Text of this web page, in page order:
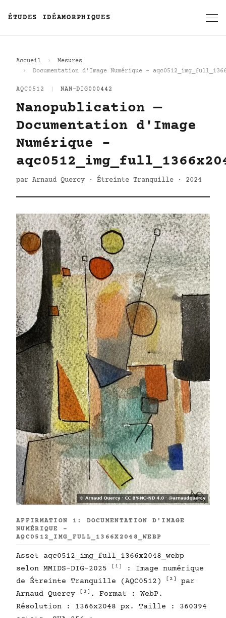
ÉTUDES IDÉAMORPHIQUES
Accueil
Mesures
Documentation d'Image Numérique -
AQC0512 NAN-DIG000442
Nanopublication —
Documentation d'Image
Numérique -
par Arnaud Quercy · Étreinte Tranquille · 2024
AFFIRMATION 1: DOCUMENTATION D'IMAGE
NUMÉRIQUE -
AQC0512_IMG_FULL_1366X2048_WEBP
Asset aqc0512_img_full_1366x2048_webp
selon MMIDS-DIG-2025
[1]
: Image numérique
de Étreinte Tranquille (AQC0512)
[2]
par
Arnaud Quercy
[3]
. Format : WebP.
Résolution : 1366x2048 px. Taille : 360394